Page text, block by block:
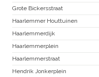
Grote Bickersstraat
Haarlemmer Houttuinen
Haarlemmerdijk
Haarlemmerplein
Haarlemmerstraat
Hendrik Jonkerplein